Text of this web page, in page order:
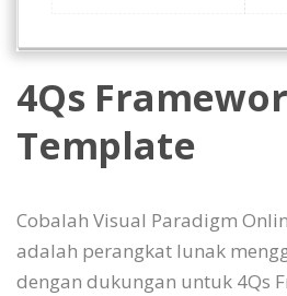
4Qs
Template
Cobalah Visual Paradigm
adalah perangkat lunak
dengan dukungan untuk 4Qs